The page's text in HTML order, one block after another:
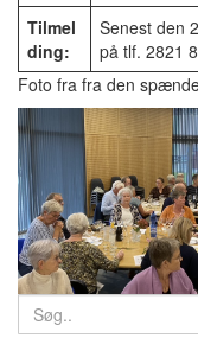
Tilmel
ding:
Senest den
på tlf. 2821
Foto fra fra den
Search
for: